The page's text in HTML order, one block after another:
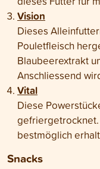
Vision
Dieses
Pouletfleisch
Blaubeerextrakt
Anschliessend
Vital
Diese
bestmöglich
Snacks